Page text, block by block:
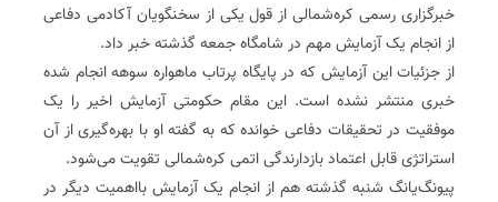
خبرگزاری رسمی کره‌شمالی از قول یکی از سخنگویان آکادمی دفاعی
از انجام یک آزمایش مهم در شامگاه جمعه گذشته خبر داد.
از جزئیات این آزمایش که در پایگاه پرتاب ماهواره سوهه انجام شده
خبری منتشر نشده است. این مقام حکومتی آزمایش اخیر را یک
موفقیت در تحقیقات دفاعی خوانده که به گفته او با بهره‌گیری از آن
استراتژی قابل اعتماد بازدارندگی اتمی کره‌شمالی تقویت می‌شود.
پیونگ‌یانگ شنبه گذشته هم از انجام یک آزمایش بااهمیت دیگر در